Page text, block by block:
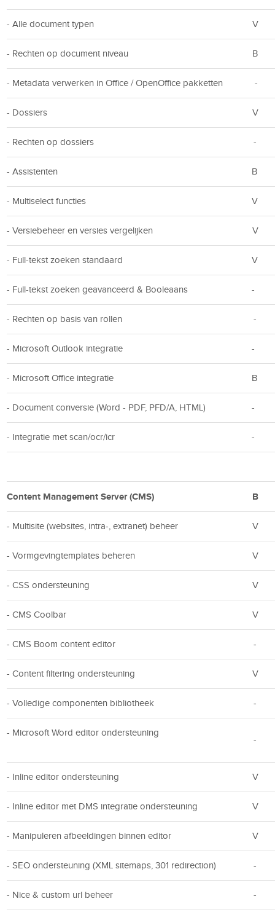
- Alle document typen V
- Rechten op document niveau B
- Metadata verwerken in Office / OpenOffice pakketten -
- Dossiers V
- Rechten op dossiers -
- Assistenten B
- Multiselect functies V
- Versiebeheer en versies vergelijken V
- Full-tekst zoeken standaard V
- Full-tekst zoeken geavanceerd & Booleaans -
- Rechten op basis van rollen -
- Microsoft Outlook integratie -
- Microsoft Office integratie B
- Document conversie (Word - PDF, PFD/A, HTML) -
- Integratie met scan/ocr/icr -
Content Management Server (CMS) B
- Multisite (websites, intra-, extranet) beheer V
- Vormgevingtemplates beheren V
- CSS ondersteuning V
- CMS Coolbar V
- CMS Boom content editor -
- Content filtering ondersteuning V
- Volledige componenten bibliotheek -
- Microsoft Word editor ondersteuning
-
- Inline editor ondersteuning V
- Inline editor met DMS integratie ondersteuning V
- Manipuleren afbeeldingen binnen editor V
- SEO ondersteuning (XML sitemaps, 301 redirection) -
- Nice & custom url beheer -